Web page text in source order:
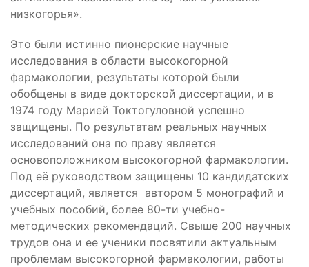
низкогорья».
Это были истинно пионерские научные
исследования в области высокогорной
фармакологии, результаты которой были
обобщены в виде докторской диссертации, и в
1974 году Марией Токтогуловной успешно
защищены. По результатам реальных научных
исследований она по праву является
основоположником высокогорной фармакологии.
Под её руководством защищены 10 кандидатских
диссертаций, является автором 5 монографий и
учебных пособий, более 80-ти учебно-
методических рекомендаций. Свыше 200 научных
трудов она и ее ученики посвятили актуальным
проблемам высокогорной фармакологии, работы